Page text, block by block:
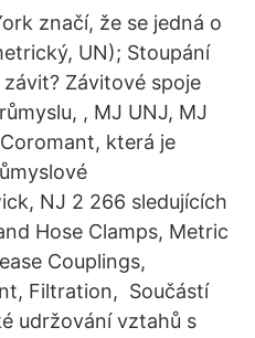
značí, že se jedná o
UN); Stoupání
Závitové spoje
​, MJ UNJ​, MJ
která je
NJ 2 266 sledujících
Hose Clamps, Metric
Couplings,
Filtration, Součástí
udržování vztahů s